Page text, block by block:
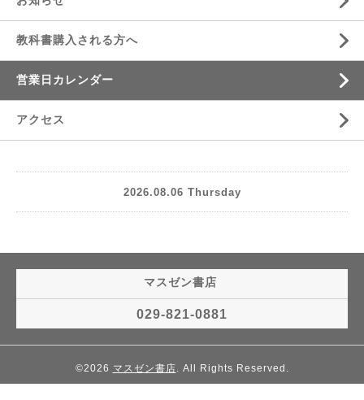
教科書購入される方へ
営業日カレンダー
アクセス
2026.08.06 Thursday
マスゼン書店
029-821-0881
©2026 マスゼン書店. All Rights Reserved.